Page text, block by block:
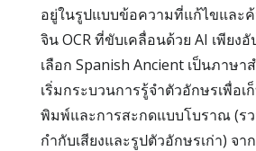
อยู่ในรูปแบบข้อความที่แก้ไขและ
จิน OCR ที่ขับเคลื่อนด้วย AI เพียง
เลือก Spanish Ancient เป็นภาษา
เริ่มกระบวนการรู้จำตัวอักษรเพื่อเ
พิมพ์และการสะกดแบบโบราณ (ร
กำกับเสียงและรูปตัวอักษรเก่า) จ